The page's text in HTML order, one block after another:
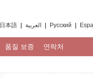
日本語 العربية Русский
품질 보증 연락처